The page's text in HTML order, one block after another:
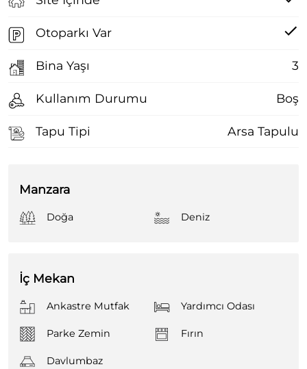
Otoparkı Var
Bina Yaşı 3
Kullanım Durumu Boş
Tapu Tipi Arsa Tapulu
Manzara
Doğa Deniz
İç Mekan
Ankastre Mutfak Yardımcı Odası
Parke Zemin Fırın
Davlumbaz